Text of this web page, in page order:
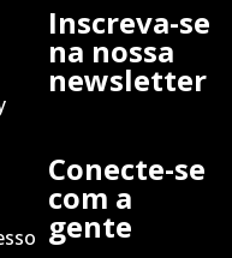
Inscreva-se
na nossa
newsletter
Conecte-se
com a
gente